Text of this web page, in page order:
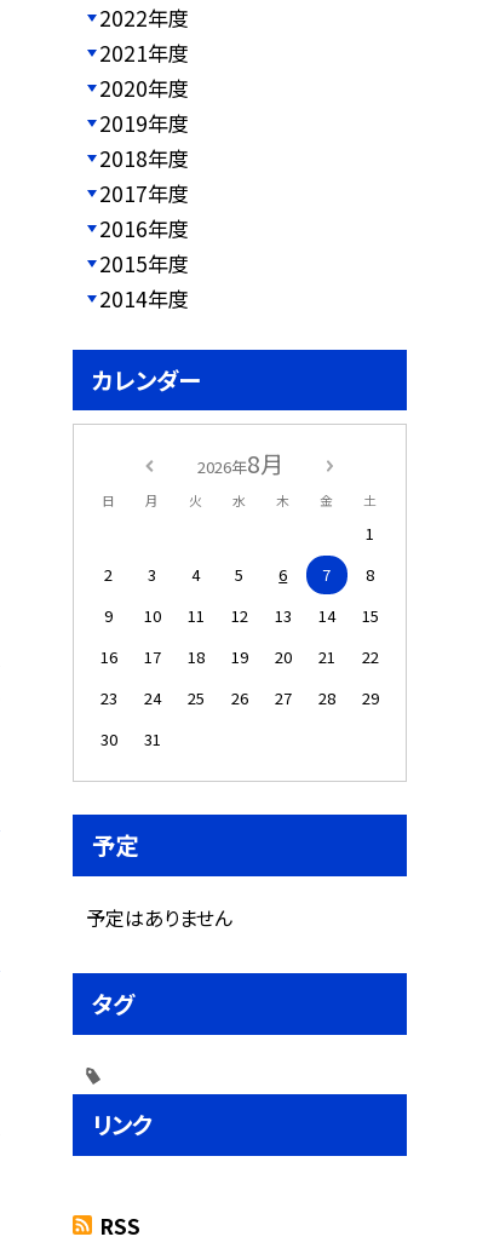
2022年度
2021年度
2020年度
2019年度
2018年度
2017年度
2016年度
2015年度
2014年度
カレンダー
2026年8月
日 月 火 水 木 金 土
1
2
3 4 5 6 7
8
9
10 11 12 13 14
15
16
17 18 19 20 21
22
23
24 25 26 27 28
29
30
31
予定
予定はありません
タグ
リンク
RSS